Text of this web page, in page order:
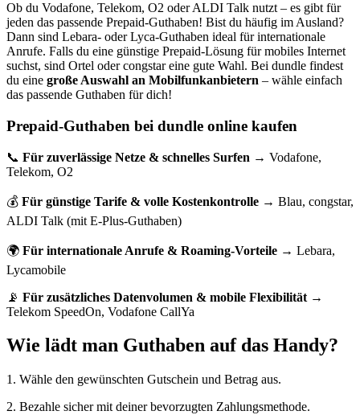
Ob du Vodafone, Telekom, O2 oder ALDI Talk nutzt – es gibt für
jeden das passende Prepaid-Guthaben! Bist du häufig im Ausland?
Dann sind Lebara- oder Lyca-Guthaben ideal für internationale
Anrufe. Falls du eine günstige Prepaid-Lösung für mobiles Internet
suchst, sind Ortel oder congstar eine gute Wahl. Bei dundle findest
du eine große Auswahl an Mobilfunkanbietern – wähle einfach
das passende Guthaben für dich!
Prepaid-Guthaben bei dundle online kaufen
📞 Für zuverlässige Netze & schnelles Surfen → Vodafone,
Telekom, O2
💰 Für günstige Tarife & volle Kostenkontrolle → Blau, congstar,
ALDI Talk (mit E-Plus-Guthaben)
🌍 Für internationale Anrufe & Roaming-Vorteile → Lebara,
Lycamobile
📡 Für zusätzliches Datenvolumen & mobile Flexibilität →
Telekom SpeedOn, Vodafone CallYa
Wie lädt man Guthaben auf das Handy​?
1. Wähle den gewünschten Gutschein und Betrag aus.
2. Bezahle sicher mit deiner bevorzugten Zahlungsmethode.